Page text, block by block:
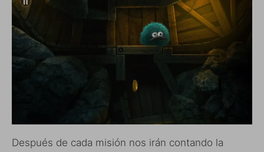
Después de cada misión nos irán contando la